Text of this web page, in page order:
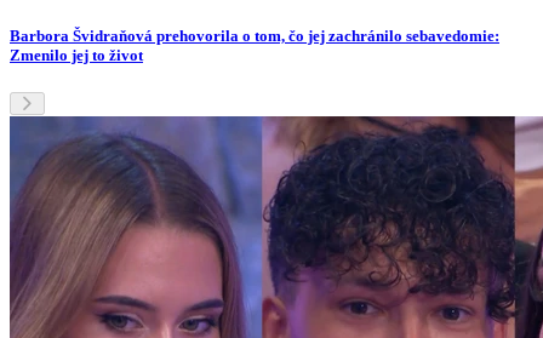
Barbora Švidraňová prehovorila o tom, čo jej zachránilo sebavedomie:
Zmenilo jej to život